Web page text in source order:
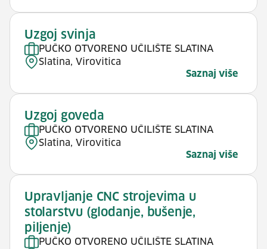
Uzgoj svinja
PUČKO OTVORENO UČILIŠTE SLATINA
Slatina, Virovitica
Saznaj više
Uzgoj goveda
PUČKO OTVORENO UČILIŠTE SLATINA
Slatina, Virovitica
Saznaj više
Upravljanje CNC strojevima u
stolarstvu (glodanje, bušenje,
piljenje)
PUČKO OTVORENO UČILIŠTE SLATINA